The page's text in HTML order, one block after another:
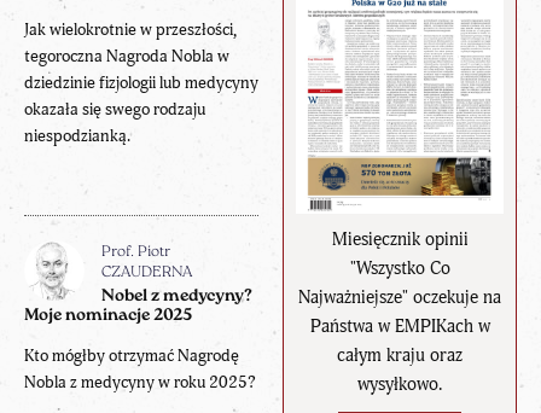
Miesięcznik opinii
"Wszystko Co
Najważniejsze" oczekuje na
Państwa w EMPIKach w
całym kraju oraz
wysyłkowo.
Jak wielokrotnie w przeszłości,
tegoroczna Nagroda Nobla w
dziedzinie fizjologii lub medycyny
okazała się swego rodzaju
niespodzianką.
Prof. Piotr
CZAUDERNA
Nobel z medycyny?
Moje nominacje 2025
Kto mógłby otrzymać Nagrodę
Nobla z medycyny w roku 2025?